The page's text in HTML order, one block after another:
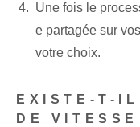
Une fois le
e partagée sur
votre choix.
EXISTE-T-
DE